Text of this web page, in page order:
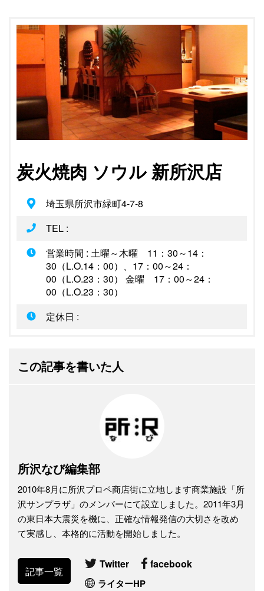
炭火焼肉 ソウル 新所沢店
埼玉県所沢市緑町4-7-8
TEL :
営業時間 : 土曜～木曜 11：30～14：
30（L.O.14：00）、17：00～24：
00（L.O.23：30） 金曜 17：00～24：
00（L.O.23：30）
定休日 :
この記事を書いた人
所沢なび編集部
2010年8月に所沢プロペ商店街に立地します商業施設「所
沢サンプラザ」のメンバーにて設立しました。2011年3月
の東日本大震災を機に、正確な情報発信の大切さを改め
て実感し、本格的に活動を開始しました。
記事一覧
Twitter facebook
ライターHP